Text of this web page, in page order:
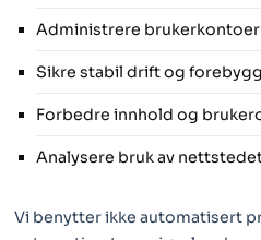
Administrere
Sikre stabil drift og
Forbedre innhold og
Analysere bruk av
Vi benytter ikke automatisert